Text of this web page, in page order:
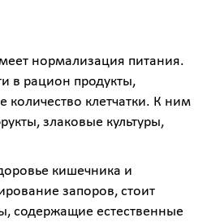
нормализация питания.
в рацион продукты,
клетчатки. К ним
злаковые культуры,
кишечника и
запоров, стоит
содержащие естественные